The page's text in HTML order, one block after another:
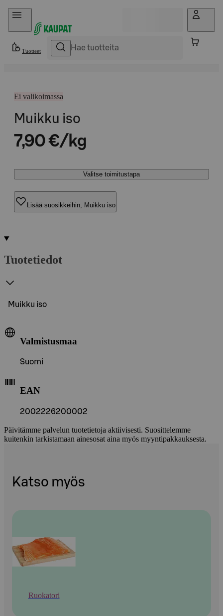
Hyppää sisältöön
Tuotteet
Ei valikoimassa
Muikku iso
7,90 €/kg
Valitse toimitustapa
Lisää suosikkeihin, Muikku iso
Tuotetiedot
Muikku iso
Valmistusmaa
Suomi
EAN
2002226200002
Päivitämme palvelun tuotetietoja aktiivisesti. Suosittelemme
kuitenkin tarkistamaan ainesosat aina myös myyntipakkauksesta.
Katso myös
Ruokatori